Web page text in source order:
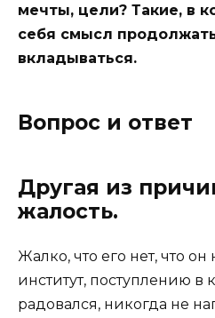
мечты, цели? Такие, в
себя смысл
вкладываться.
Вопрос и ответ
Другая из
жалость.
Жалко, что его нет, что
институт, поступлению в
радовался, никогда не